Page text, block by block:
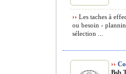
›› Les taches à
ou besoin ›
sélection ...
››
Bsb